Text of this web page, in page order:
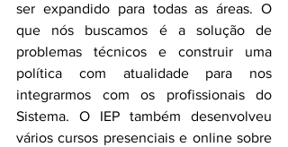
ser expandido para todas as áreas. O
que nós buscamos é a solução de
problemas técnicos e construir uma
política com atualidade para nos
integrarmos com os profissionais do
Sistema. O IEP também desenvolveu
vários cursos presenciais e online sobre